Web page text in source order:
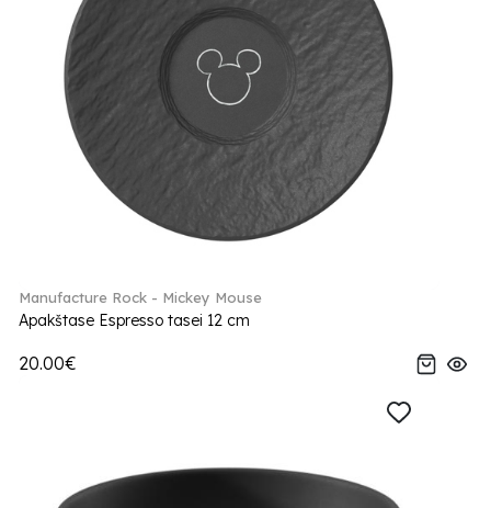
Manufacture Rock - Mickey Mouse
Apakštase Espresso tasei 12 cm
20.00€